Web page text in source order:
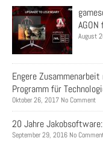
August
Engere
Programm für
Oktober 26, 2017 No Comment
20 Jahre
September 29, 2016 No